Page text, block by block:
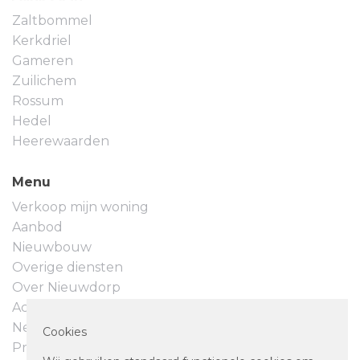
Zaltbommel
Kerkdriel
Gameren
Zuilichem
Rossum
Hedel
Heerewaarden
Menu
Verkoop mijn woning
Aanbod
Nieuwbouw
Overige diensten
Over Nieuwdorp
Actueel
Neem contact op
Privacyverklaring
Cookies